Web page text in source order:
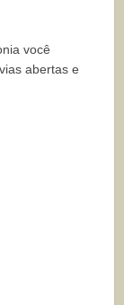
você
abertas e